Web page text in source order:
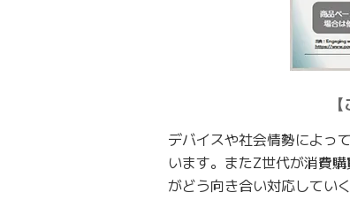
デバイスや社会情勢によっ
います。またZ世代が消費
がどう向き合い対応してい